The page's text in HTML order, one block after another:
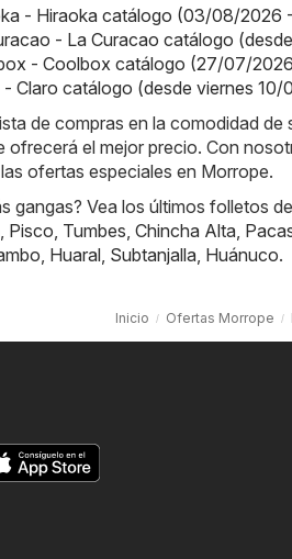
- Hiraoka catálogo (03/08/2026
- La Curacao catálogo
- Coolbox catálogo (27/07/
- Claro catálogo (desde viernes 10/
de compras en la comodidad
ofrecerá el mejor precio. Con
ofertas especiales en Morrope.
gangas? Vea los últimos folletos
Pisco Tumbes Chincha Alta
Huaral Subtanjalla Huánuco.
Inicio Ofertas Morrope